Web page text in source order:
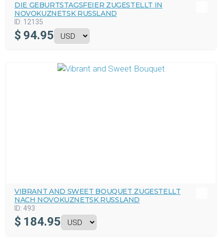
DIE GEBURTSTAGSFEIER ZUGESTELLT IN
NOVOKUZNETSK RUSSLAND
ID: 12135
$ 94.95
VIBRANT AND SWEET BOUQUET ZUGESTELLT
NACH NOVOKUZNETSK RUSSLAND
ID: 493
$ 184.95